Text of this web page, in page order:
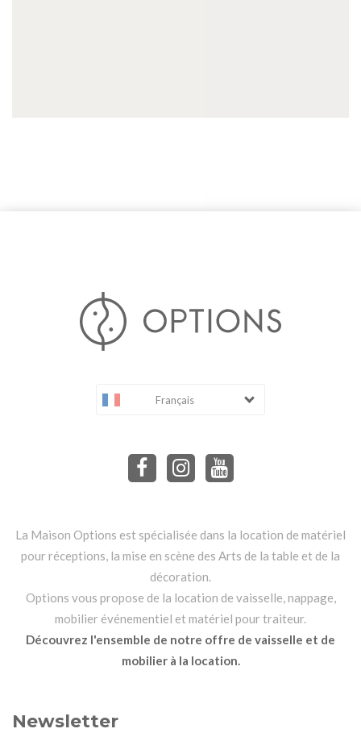
Français
La Maison Options est spécialisée dans la location de matériel
pour réceptions, la mise en scène des Arts de la table et de la
décoration.
Options vous propose de la location de vaisselle, nappage,
mobilier événementiel et matériel pour traiteur.
Découvrez l'ensemble de notre offre de vaisselle et de
mobilier à la location.
Newsletter